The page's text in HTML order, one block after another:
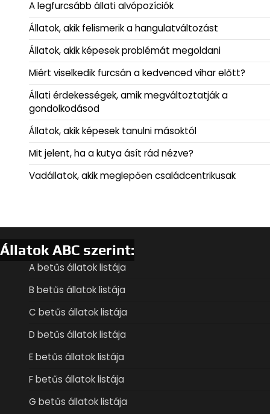
A legfurcsább állati alvópozíciók
Állatok, akik felismerik a hangulatváltozást
Állatok, akik képesek problémát megoldani
Miért viselkedik furcsán a kedvenced vihar előtt?
Állati érdekességek, amik megváltoztatják a
gondolkodásod
Állatok, akik képesek tanulni másoktól
Mit jelent, ha a kutya ásít rád nézve?
Vadállatok, akik meglepően családcentrikusak
Állatok ABC szerint:
A betűs állatok listája
B betűs állatok listája
C betűs állatok listája
D betűs állatok listája
E betűs állatok listája
F betűs állatok listája
G betűs állatok listája